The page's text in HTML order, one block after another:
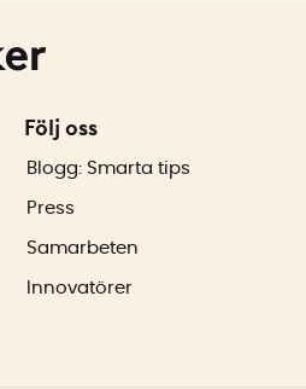
Följ oss
Blogg: Smarta tips
Press
Samarbeten
Innovatörer